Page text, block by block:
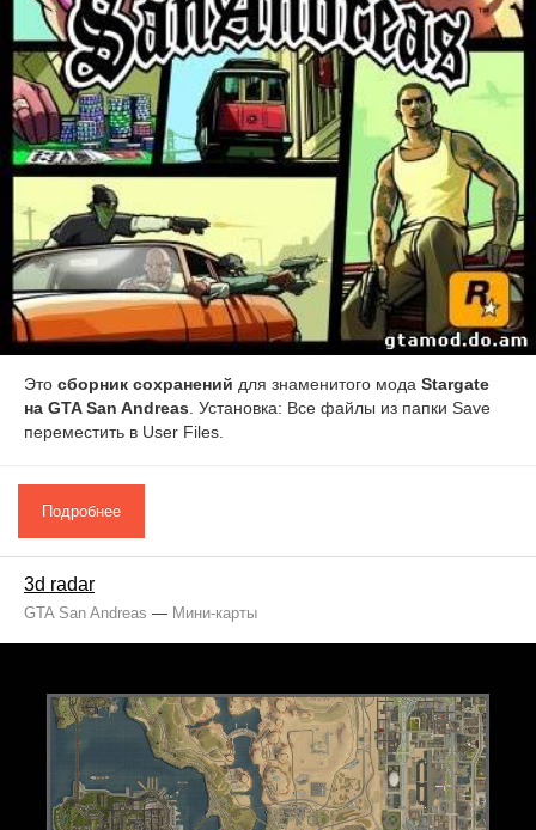
Это сборник сохранений для знаменитого мода Stargate
на GTA San Andreas . Установка: Все файлы из папки Save
переместить в User Files.
Подробнее
3d radar
GTA San Andreas — Мини-карты